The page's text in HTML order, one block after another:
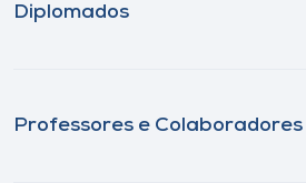
Diplomados
Professores e Colaboradores